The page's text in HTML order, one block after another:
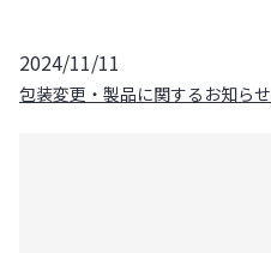
2024/11/11
包装変更・製品に関するお知らせ